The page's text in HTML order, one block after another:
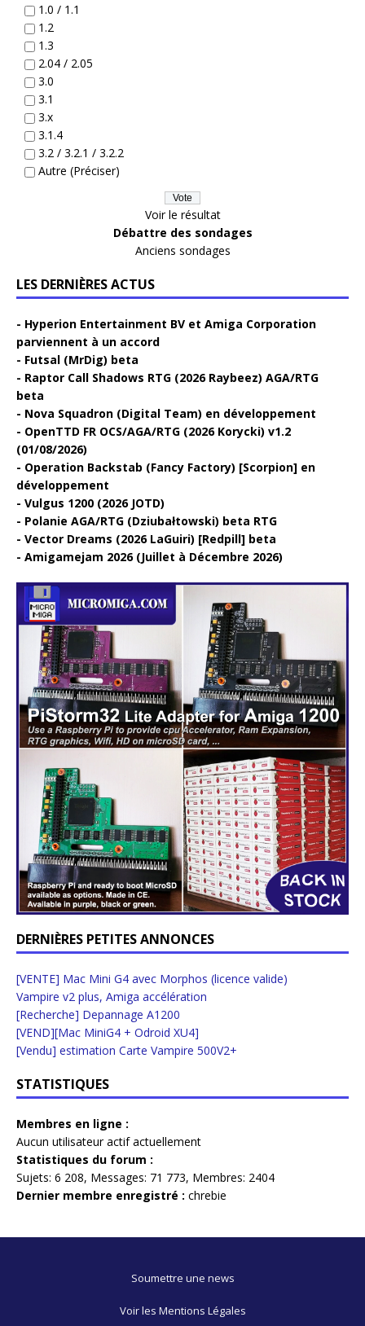
1.0 / 1.1
1.2
1.3
2.04 / 2.05
3.0
3.1
3.x
3.1.4
3.2 / 3.2.1 / 3.2.2
Autre (Préciser)
Voir le résultat
Débattre des sondages
Anciens sondages
LES DERNIÈRES ACTUS
Hyperion Entertainment BV et Amiga Corporation
parviennent à un accord
Futsal (MrDig) beta
Raptor Call Shadows RTG (2026 Raybeez) AGA/RTG
beta
Nova Squadron (Digital Team) en développement
OpenTTD FR OCS/AGA/RTG (2026 Korycki) v1.2
(01/08/2026)
Operation Backstab (Fancy Factory) [Scorpion] en
développement
Vulgus 1200 (2026 JOTD)
Polanie AGA/RTG (Dziubałtowski) beta RTG
Vector Dreams (2026 LaGuiri) [Redpill] beta
Amigamejam 2026 (Juillet à Décembre 2026)
DERNIÈRES PETITES ANNONCES
[VENTE] Mac Mini G4 avec Morphos (licence valide)
Vampire v2 plus, Amiga accélération
[Recherche] Depannage A1200
[VEND][Mac MiniG4 + Odroid XU4]
[Vendu] estimation Carte Vampire 500V2+
STATISTIQUES
Membres en ligne :
Aucun utilisateur actif actuellement
Statistiques du forum :
Sujets: 6 208, Messages: 71 773, Membres: 2404
Dernier membre enregistré : chrebie
Soumettre une news
Voir les Mentions Légales